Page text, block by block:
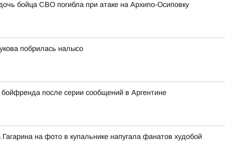
бойца СВО погибла при атаке на Архипо-Осиповку
побрилась налысо
после серии сообщений в Аргентине
на фото в купальнике напугала фанатов худобой